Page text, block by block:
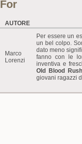
AUTORE
Marco
Lorenzi
Per essere un
un bel colpo.
dato meno
fanno con le
inventiva e
Old Blood
giovani ragazzi